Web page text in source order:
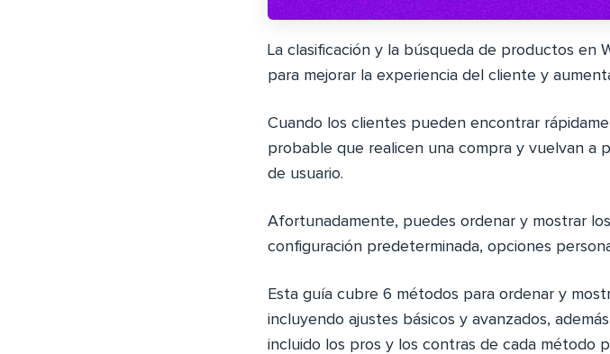
La clasificación y la búsqueda de productos en
para mejorar la experiencia del cliente y
Cuando los clientes pueden encontrar
probable que realicen una compra y vuelvan a
de usuario.
Afortunadamente, puedes ordenar y mostrar
configuración predeterminada, opciones
Esta guía cubre 6 métodos para ordenar y
incluyendo ajustes básicos y avanzados,
incluido los pros y los contras de cada método